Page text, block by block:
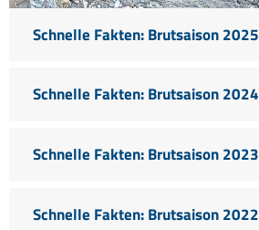
Schnelle Fakten: Brutsaison 2025
Schnelle Fakten: Brutsaison 2024
Schnelle Fakten: Brutsaison 2023
Schnelle Fakten: Brutsaison 2022